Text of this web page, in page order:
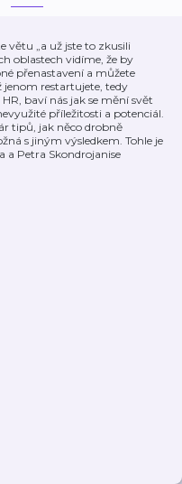
větu „a už jste to zkusili
oblastech vidíme, že by
přenastavení a můžete
jenom restartujete, tedy
baví nás jak se mění svět
příležitosti a potenciál.
tipů, jak něco drobně
s jiným výsledkem. Tohle je
a Petra Skondrojanise